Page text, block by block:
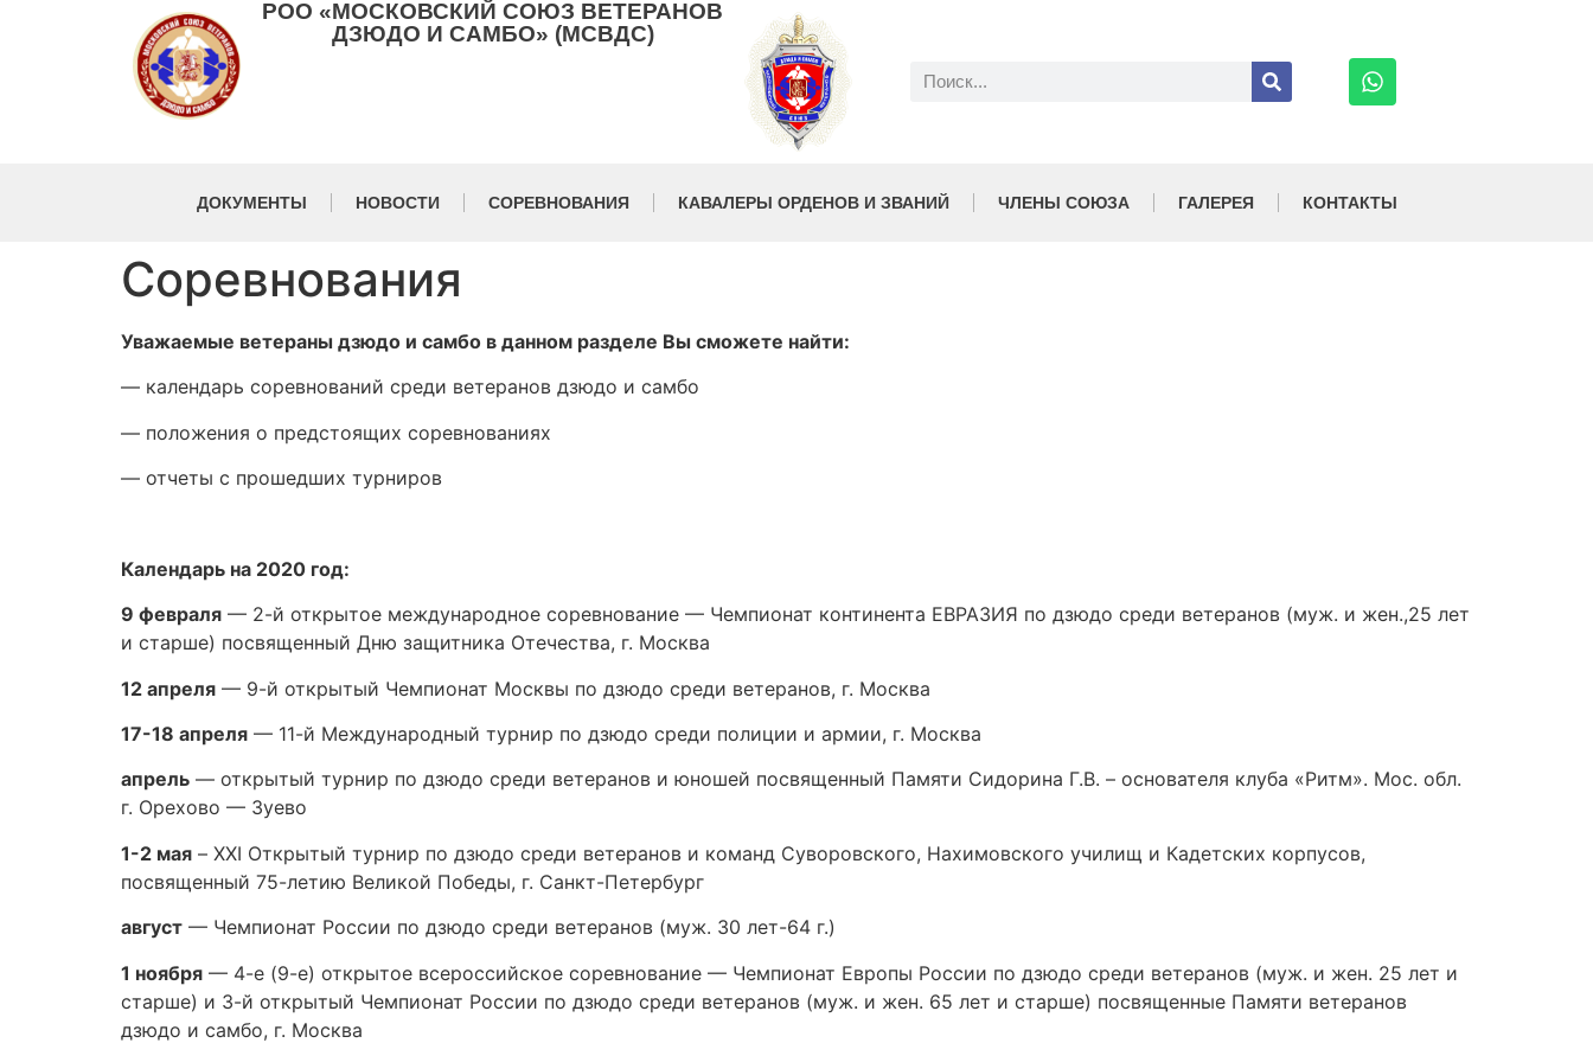
РОО «МОСКОВСКИЙ СОЮЗ ВЕТЕРАНОВ
ДЗЮДО И САМБО» (МСВДС)
ДОКУМЕНТЫ НОВОСТИ СОРЕВНОВАНИЯ КАВАЛЕРЫ ОРДЕНОВ И ЗВАНИЙ ЧЛЕНЫ СОЮЗА ГАЛЕРЕЯ КОНТАКТЫ
Соревнования
Уважаемые ветераны дзюдо и самбо в данном разделе Вы сможете найти:
— календарь соревнований среди ветеранов дзюдо и самбо
— положения о предстоящих соревнованиях
— отчеты с прошедших турниров
Календарь на 2020 год:
9 февраля — 2-й открытое международное соревнование — Чемпионат континента ЕВРАЗИЯ по дзюдо среди ветеранов (муж. и жен.,25 лет
и старше) посвященный Дню защитника Отечества, г. Москва
12 апреля — 9-й открытый Чемпионат Москвы по дзюдо среди ветеранов, г. Москва
17-18 апреля — 11-й Международный турнир по дзюдо среди полиции и армии, г. Москва
апрель — открытый турнир по дзюдо среди ветеранов и юношей посвященный Памяти Сидорина Г.В. – основателя клуба «Ритм». Мос. обл.
г. Орехово — Зуево
1-2 мая – XXI Открытый турнир по дзюдо среди ветеранов и команд Суворовского, Нахимовского училищ и Кадетских корпусов,
посвященный 75-летию Великой Победы, г. Санкт-Петербург
август — Чемпионат России по дзюдо среди ветеранов (муж. 30 лет-64 г.)
1 ноября — 4-е (9-е) открытое всероссийское соревнование — Чемпионат Европы России по дзюдо среди ветеранов (муж. и жен. 25 лет и
старше) и 3-й открытый Чемпионат России по дзюдо среди ветеранов (муж. и жен. 65 лет и старше) посвященные Памяти ветеранов
дзюдо и самбо, г. Москва